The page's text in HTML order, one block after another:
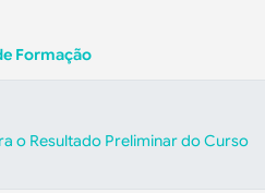
Formação
o Resultado Preliminar do Curso